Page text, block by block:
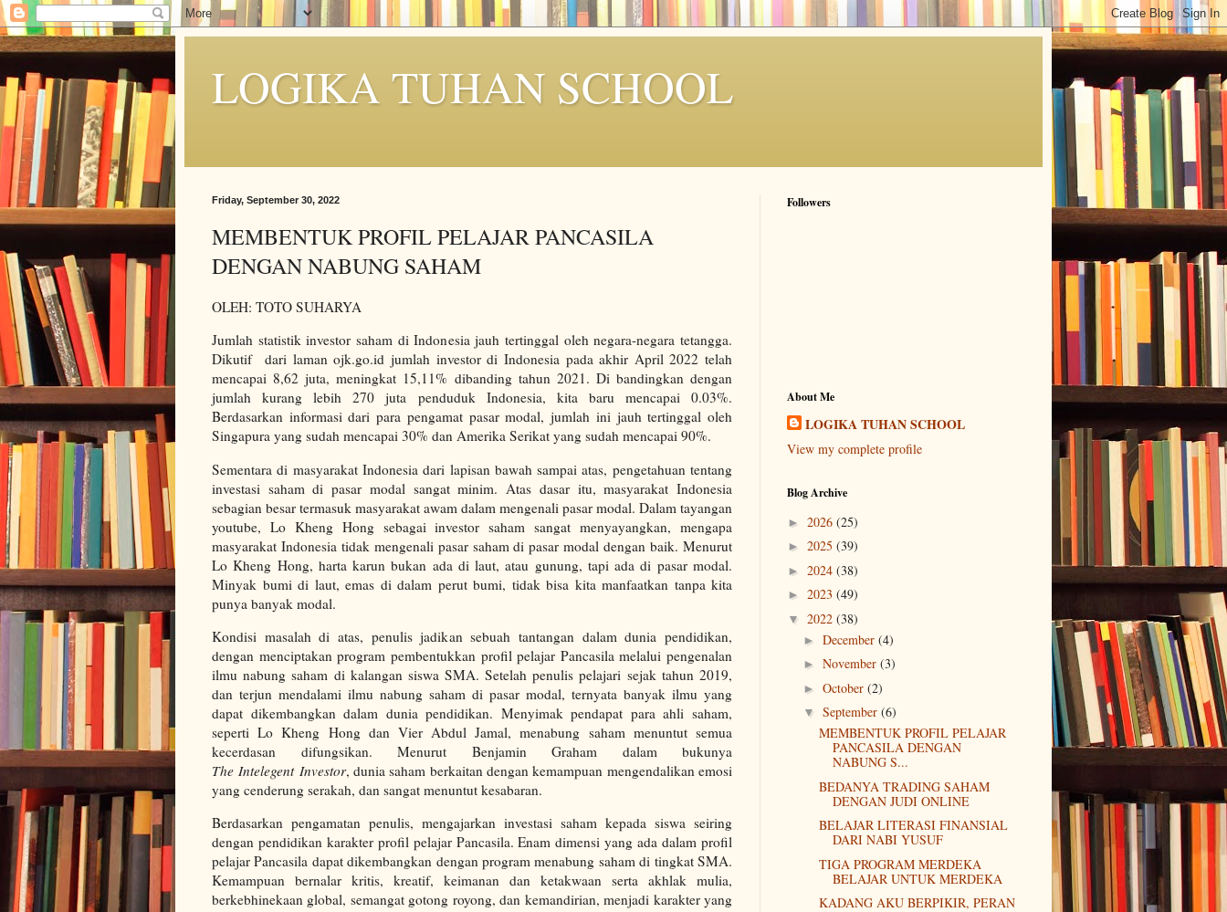
LOGIKA TUHAN SCHOOL
Friday, September 30, 2022
MEMBENTUK PROFIL PELAJAR PANCASILA
DENGAN NABUNG SAHAM
OLEH: TOTO SUHARYA
Jumlah statistik investor saham di Indonesia jauh tertinggal oleh negara-negara tetangga.
Dikutif dari laman ojk.go.id jumlah investor di Indonesia pada akhir April 2022 telah
mencapai 8,62 juta, meningkat 15,11% dibanding tahun 2021. Di bandingkan dengan
jumlah kurang lebih 270 juta penduduk Indonesia, kita baru mencapai 0.03%.
Berdasarkan informasi dari para pengamat pasar modal, jumlah ini jauh tertinggal oleh
Singapura yang sudah mencapai 30% dan Amerika Serikat yang sudah mencapai 90%.
Sementara di masyarakat Indonesia dari lapisan bawah sampai atas, pengetahuan tentang
investasi saham di pasar modal sangat minim. Atas dasar itu, masyarakat Indonesia
sebagian besar termasuk masyarakat awam dalam mengenali pasar modal. Dalam tayangan
youtube, Lo Kheng Hong sebagai investor saham sangat menyayangkan, mengapa
masyarakat Indonesia tidak mengenali pasar saham di pasar modal dengan baik. Menurut
Lo Kheng Hong, harta karun bukan ada di laut, atau gunung, tapi ada di pasar modal.
Minyak bumi di laut, emas di dalam perut bumi, tidak bisa kita manfaatkan tanpa kita
punya banyak modal.
Kondisi masalah di atas, penulis jadikan sebuah tantangan dalam dunia pendidikan,
dengan menciptakan program pembentukkan profil pelajar Pancasila melalui pengenalan
ilmu nabung saham di kalangan siswa SMA. Setelah penulis pelajari sejak tahun 2019,
dan terjun mendalami ilmu nabung saham di pasar modal, ternyata banyak ilmu yang
dapat dikembangkan dalam dunia pendidikan. Menyimak pendapat para ahli saham,
seperti Lo Kheng Hong dan Vier Abdul Jamal, menabung saham menuntut semua
kecerdasan difungsikan. Menurut Benjamin Graham dalam bukunya
The Intelegent Investor, dunia saham berkaitan dengan kemampuan mengendalikan emosi
yang cenderung serakah, dan sangat menuntut kesabaran.
Berdasarkan pengamatan penulis, mengajarkan investasi saham kepada siswa seiring
dengan pendidikan karakter profil pelajar Pancasila. Enam dimensi yang ada dalam profil
pelajar Pancasila dapat dikembangkan dengan program menabung saham di tingkat SMA.
Kemampuan bernalar kritis, kreatif, keimanan dan ketakwaan serta akhlak mulia,
berkebhinekaan global, semangat gotong royong, dan kemandirian, menjadi karakter yang
Followers
About Me
LOGIKA TUHAN SCHOOL
View my complete profile
Blog Archive
► 2026 (25)
► 2025 (39)
► 2024 (38)
► 2023 (49)
▼ 2022 (38)
► December (4)
► November (3)
► October (2)
▼ September (6)
MEMBENTUK PROFIL PELAJAR
PANCASILA DENGAN
NABUNG S...
BEDANYA TRADING SAHAM
DENGAN JUDI ONLINE
BELAJAR LITERASI FINANSIAL
DARI NABI YUSUF
TIGA PROGRAM MERDEKA
BELAJAR UNTUK MERDEKA
KADANG AKU BERPIKIR, PERAN